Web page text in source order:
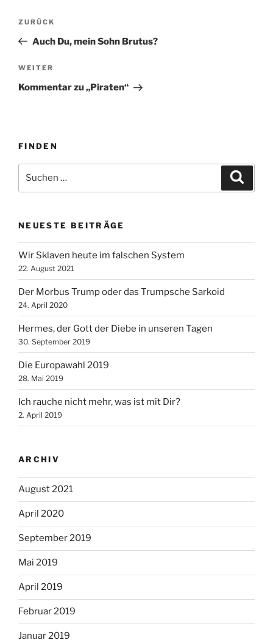
Beitragsnavigation
Vorheriger
Beitrag
ZURÜCK
Auch Du, mein Sohn Brutus?
Nächster
Beitrag
WEITER
Kommentar zu „Piraten“
FINDEN
nach:
NEUESTE BEITRÄGE
Wir Sklaven heute im falschen System
22. August 2021
Der Morbus Trump oder das Trumpsche Sarkoid
24. April 2020
Hermes, der Gott der Diebe in unseren Tagen
30. September 2019
Die Europawahl 2019
28. Mai 2019
Ich rauche nicht mehr, was ist mit Dir?
2. April 2019
ARCHIV
August 2021
April 2020
September 2019
Mai 2019
April 2019
Februar 2019
Januar 2019